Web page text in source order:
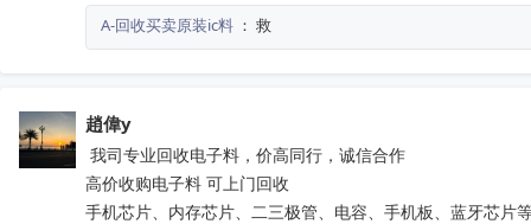
LSM6DSV32XTR
LSM6DSV16XTR
收起
A-回收买卖原装ic料 ： 救
趙偉y
高价收购电子料 可上门回收
手机芯片、内存芯片、二三极管、电容、手机板、蓝牙芯片